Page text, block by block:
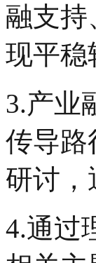
融支持
现平稳
3.产业
传导路
研讨，
4.通过